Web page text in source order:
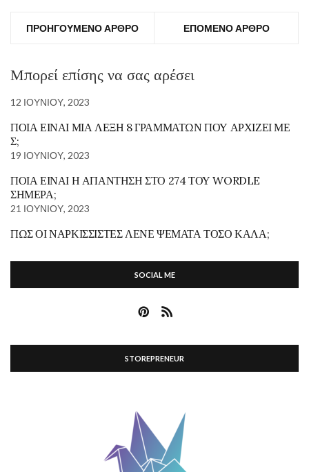
ΠΡΟΗΓΟΎΜΕΝΟ ΆΡΘΡΟ ΕΠΌΜΕΝΟ ΆΡΘΡΟ
Μπορεί επίσης να σας αρέσει
12 ΙΟΥΝΊΟΥ, 2023
ΠΟΙΑ ΕΊΝΑΙ ΜΙΑ ΛΈΞΗ 8 ΓΡΑΜΜΆΤΩΝ ΠΟΥ ΑΡΧΊΖΕΙ ΜΕ
Σ;
19 ΙΟΥΝΊΟΥ, 2023
ΠΟΙΑ ΕΊΝΑΙ Η ΑΠΆΝΤΗΣΗ ΣΤΟ 274 ΤΟΥ WORDLE
ΣΉΜΕΡΑ;
21 ΙΟΥΝΊΟΥ, 2023
ΠΏΣ ΟΙ ΝΑΡΚΙΣΣΙΣΤΈΣ ΛΈΝΕ ΨΈΜΑΤΑ ΤΌΣΟ ΚΑΛΆ;
SOCIAL ME
STOREPRENEUR